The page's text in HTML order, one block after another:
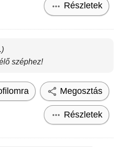
Részletek
széphez!
Megosztás
Részletek